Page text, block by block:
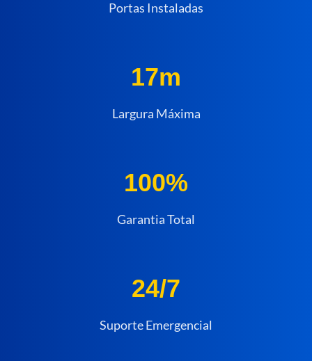
Portas Instaladas
17m
Largura Máxima
100%
Garantia Total
24/7
Suporte Emergencial